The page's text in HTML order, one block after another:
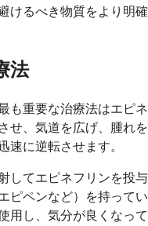
けるべき物質をより明確
法
も重要な治療法はエピネ
せ、気道を広げ、腫れを
速に逆転させます。
してエピネフリンを投与
ピペンなど）を持ってい
用し、気分が良くなって